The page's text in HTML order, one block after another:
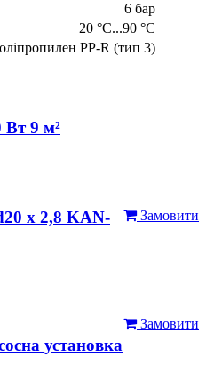
6 бар
20 °C...90 °C
PP-R (тип 3)
Вт 9 м²
Замовити
х 2,8 KAN-
Замовити
установка